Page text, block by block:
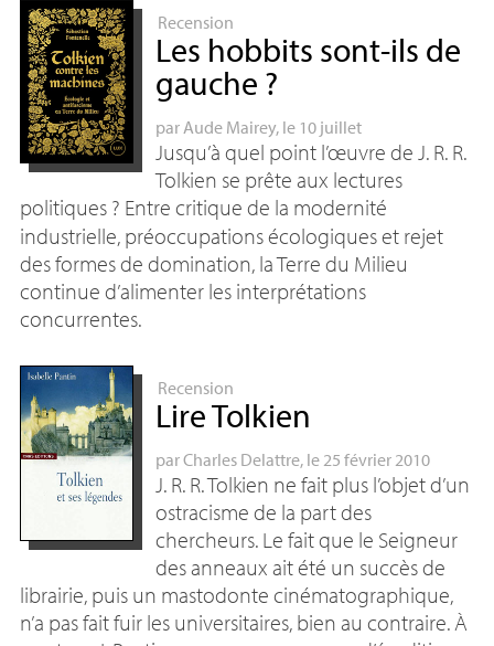
Recension
Les hobbits sont-ils de
gauche ?
parAude Mairey, le 10 juillet
Jusqu’à quel point l’œuvre de J. R. R.
Tolkien se prête aux lectures
politiques ? Entre critique de la modernité
industrielle, préoccupations écologiques et rejet
des formes de domination, la Terre du Milieu
continue d’alimenter les interprétations
concurrentes.
Recension
Lire Tolkien
parCharles Delattre, le 25 février 2010
J. R. R.Tolkien ne fait plus l’objet d’un
ostracisme de la part des
chercheurs. Le fait que le Seigneur
des anneaux ait été un succès de
librairie, puis un mastodonte cinématographique,
n’a pas fait fuir les universitaires, bien au contraire. À